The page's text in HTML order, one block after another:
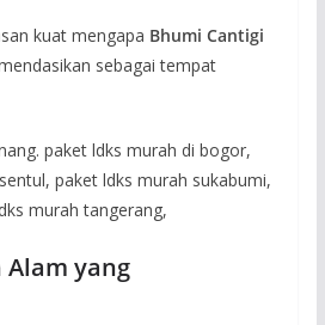
kuat mengapa Bhumi Cantigi
sebagai tempat
yang